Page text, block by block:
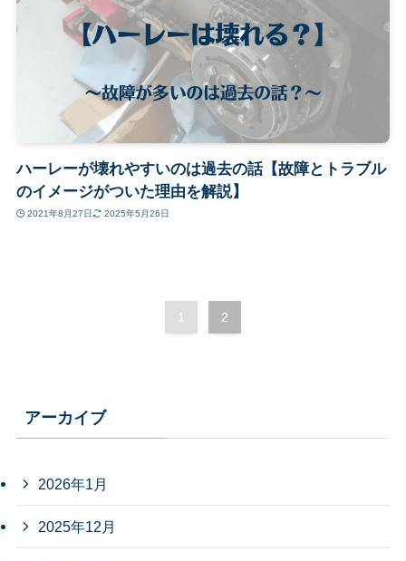
ハーレーが壊れやすいのは過去の話【故障とトラブル
のイメージがついた理由を解説】
2021年8月27日 2025年5月26日
1 2
アーカイブ
2026年1月
2025年12月